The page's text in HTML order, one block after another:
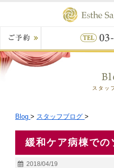
スタッ
Blog > スタッフブログ >
緩和ケア病棟での
2018/04/19